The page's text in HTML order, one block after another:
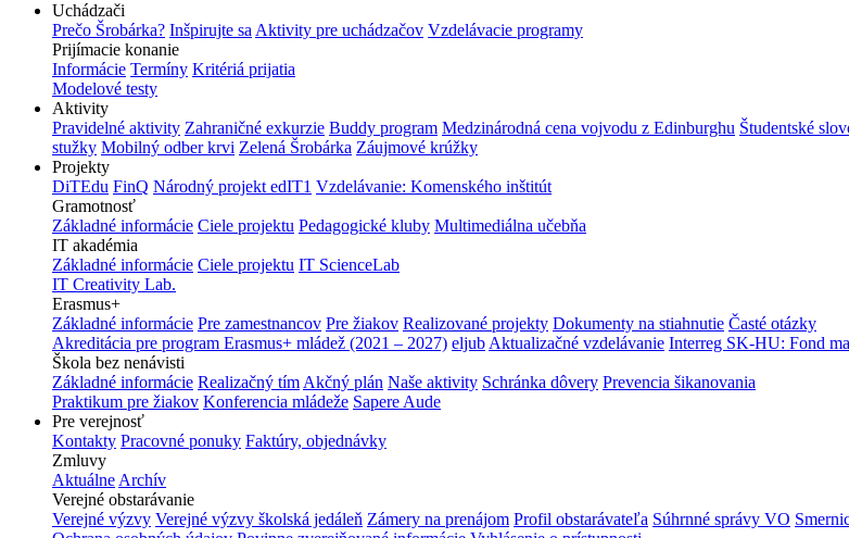
Uchádzači
Prečo Šrobárka? Inšpirujte sa Aktivity pre uchádzačov Vzdelávacie programy
Prijímacie konanie
Informácie Termíny Kritériá prijatia
Modelové testy
Aktivity
Pravidelné aktivity Zahraničné exkurzie Buddy program Medzinárodná cena vojvodu z Edinburghu Študentské
stužky Mobilný odber krvi Zelená Šrobárka Záujmové krúžky
Projekty
DiTEdu FinQ Národný projekt edIT1 Vzdelávanie: Komenského inštitút
Gramotnosť
Základné informácie Ciele projektu Pedagogické kluby Multimediálna učebňa
IT akadémia
Základné informácie Ciele projektu IT ScienceLab
IT Creativity Lab.
Erasmus+
Základné informácie Pre zamestnancov Pre žiakov Realizované projekty Dokumenty na stiahnutie Časté otázky
Akreditácia pre program Erasmus+ mládež (2021 – 2027) eljub Aktualizačné vzdelávanie Interreg SK-HU: Fond
Škola bez nenávisti
Základné informácie Realizačný tím Akčný plán Naše aktivity Schránka dôvery Prevencia šikanovania
Praktikum pre žiakov Konferencia mládeže Sapere Aude
Pre verejnosť
Kontakty Pracovné ponuky Faktúry, objednávky
Zmluvy
Aktuálne Archív
Verejné obstarávanie
Verejné výzvy Verejné výzvy školská jedáleň Zámery na prenájom Profil obstarávateľa Súhrnné správy VO